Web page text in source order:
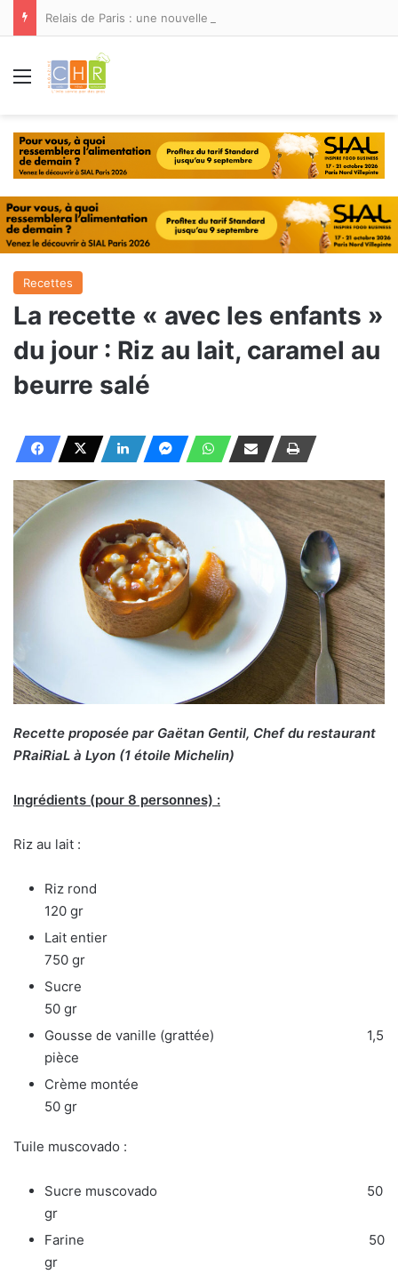
Menu
Recettes
La recette « avec les enfants »
du jour : Riz au lait, caramel au
beurre salé
Recette proposée par Gaëtan Gentil, Chef du restaurant
PRaiRiaL à Lyon (1 étoile Michelin)
Ingrédients (pour 8 personnes) :
Riz au lait :
Riz rond
120 gr
Lait entier
750 gr
Sucre
50 gr
Gousse de vanille (grattée) 1,5
pièce
Crème montée
50 gr
Tuile muscovado :
Sucre muscovado 50
gr
Farine 50
gr